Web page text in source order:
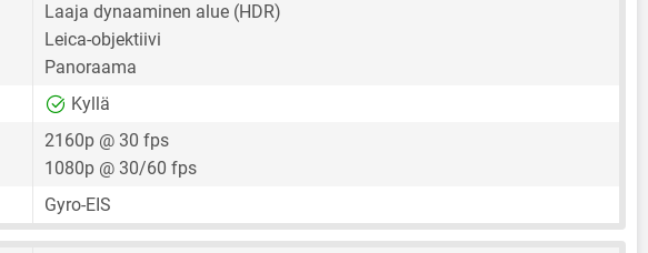
Laaja dynaaminen alue (HDR)
Leica-objektiivi
Panoraama
Kyllä
2160p @ 30 fps
1080p @ 30/60 fps
Gyro-EIS